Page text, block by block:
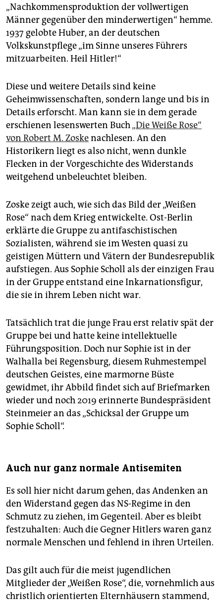
„Nachkommensproduktion der vollwertigen
Männer gegenüber den minderwertigen“ hemme.
1937 gelobte Huber, an der deutschen
Volkskunstpflege „im Sinne unseres Führers
mitzuarbeiten. Heil Hitler!“
Diese und weitere Details sind keine
Geheimwissenschaften, sondern lange und bis in
Details erforscht. Man kann sie in dem gerade
erschienen lesenswerten Buch„Die Weiße Rose“
von Robert M. Zoskenachlesen. An den
Historikern liegt es also nicht, wenn dunkle
Flecken in der Vorgeschichte des Widerstands
weitgehend unbeleuchtet bleiben.
Zoske zeigt auch, wie sich das Bild der „Weißen
Rose“ nach dem Krieg entwickelte. Ost-Berlin
erklärte die Gruppe zu antifaschistischen
Sozialisten, während sie im Westen quasi zu
geistigen Müttern und Vätern der Bundesrepublik
aufstiegen. Aus Sophie Scholl als der einzigen Frau
in der Gruppe entstand eine Inkarnationsfigur,
die sie in ihrem Leben nicht war.
Tatsächlich trat die junge Frau erst relativ spät der
Gruppe bei und hatte keine intellektuelle
Führungsposition. Doch nur Sophie ist in der
Walhalla bei Regensburg, diesem Ruhmestempel
deutschen Geistes, eine marmorne Büste
gewidmet, ihr Abbild findet sich auf Briefmarken
wieder und noch 2019 erinnerte Bundespräsident
Steinmeier an das „Schicksal der Gruppe um
Sophie Scholl“.
Auch nur ganz normale Antisemiten
Es soll hier nicht darum gehen, das Andenken an
den Widerstand gegen das NS-Regime in den
Schmutz zu ziehen, im Gegenteil. Aber es bleibt
festzuhalten: Auch die Gegner Hitlers waren ganz
normale Menschen und fehlend in ihren Urteilen.
Das gilt auch für die meist jugendlichen
Mitglieder der „Weißen Rose“, die, vornehmlich aus
christlich orientierten Elternhäusern stammend,